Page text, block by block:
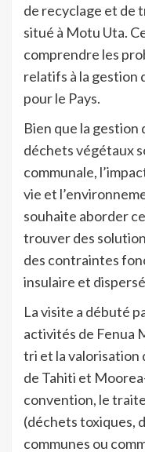
de recyclage et de
situé à Motu Uta.
comprendre les
relatifs à la gestion
pour le Pays.
Bien que la gestion
déchets végétaux
communale,
vie et
souhaite aborder
trouver des
des contraintes
insulaire et
La visite a débuté
activités de Fenua
tri et la valorisation
de Tahiti et
convention, le
(déchets toxiques,
communes ou